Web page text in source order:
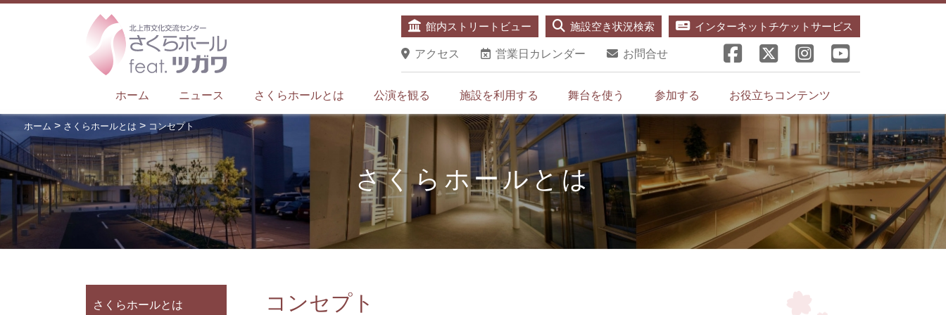
館内ストリートビュー 施設空き状況検索 インターネットチケットサービス
アクセス 営業日カレンダー お問合せ
ホーム ニュース さくらホールとは 公演を観る 施設を利用する 舞台を使う 参加する お役立ちコンテンツ
さくらホールとは
ホーム > さくらホールとは > コンセプト
さくらホールとは コンセプト